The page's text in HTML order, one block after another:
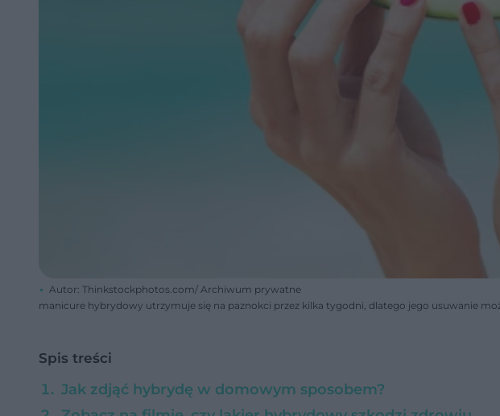
Autor: Thinkstockphotos.com/ Archiwum prywatne
manicure hybrydowy utrzymuje się na paznokci przez kilka tygodni, dlatego jego usuwanie
Spis treści
Jak zdjąć hybrydę w domowym sposobem?